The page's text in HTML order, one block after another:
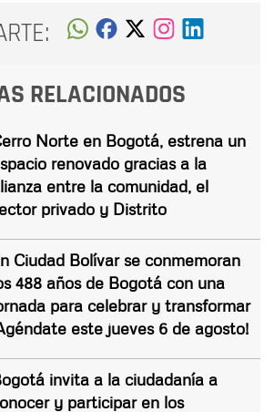
RELACIONADOS
Norte en Bogotá, estrena un
renovado gracias a la
entre la comunidad, el
privado y Distrito
Ciudad Bolívar se conmemoran
488 años de Bogotá con una
para celebrar y transformar
este jueves 6 de agosto!
invita a la ciudadanía a
y participar en los